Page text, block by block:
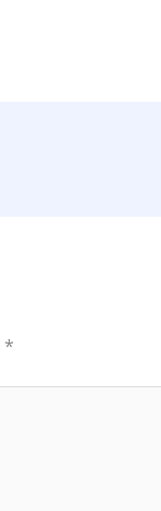
*